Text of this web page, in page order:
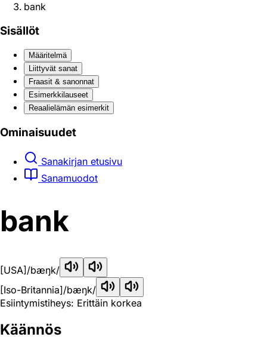
bank
Sisällöt
Määritelmä
Liittyvät sanat
Fraasit & sanonnat
Esimerkkilauseet
Reaali­elämän esimerkit
Ominaisuudet
Sanakirjan etusivu
Sanamuodot
bank
[USA] /bæŋk/
[Iso-Britannia]/bæŋk/
Esiintymistiheys: Erittäin korkea
Käännös